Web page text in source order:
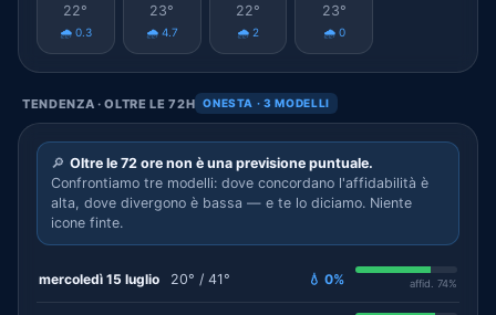
22°
🌧️ 0.3
23°
🌧️ 4.7
22°
🌧️ 2
23°
🌧️ 0
TENDENZA · OLTRE LE 72H ONESTA · 3 MODELLI
🔎 Oltre le 72 ore non è una previsione puntuale.
Confrontiamo tre modelli: dove concordano l'affidabilità è
alta, dove divergono è bassa — e te lo diciamo. Niente
icone finte.
mercoledì 15 luglio 20° / 41° 💧 0% affid. 74%